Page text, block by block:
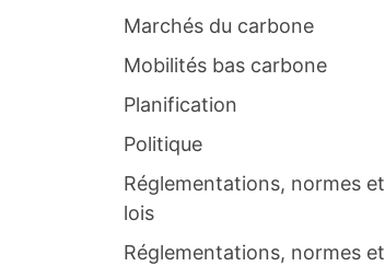
Marchés du carbone
Mobilités bas carbone
Planification
Politique
Réglementations, normes et
lois
Réglementations, normes et